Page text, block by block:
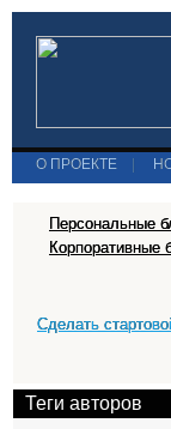
О ПРОЕКТЕ
Персональные
Корпоративные
Сделать
Теги авторов